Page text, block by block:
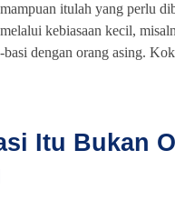
itulah yang perlu
kebiasaan kecil,
basi dengan orang asing.
Itu Bukan